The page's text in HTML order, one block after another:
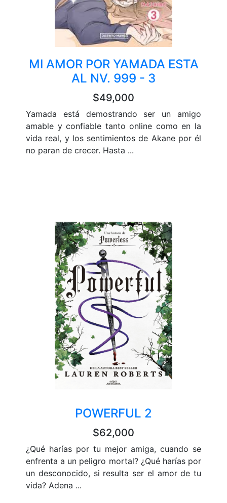
MI AMOR POR YAMADA ESTA
AL NV. 999 - 3
$49,000
Yamada está demostrando ser un amigo
amable y confiable tanto online como en la
vida real, y los sentimientos de Akane por él
no paran de crecer. Hasta ...
POWERFUL 2
$62,000
¿Qué harías por tu mejor amiga, cuando se
enfrenta a un peligro mortal? ¿Qué harías por
un desconocido, si resulta ser el amor de tu
vida? Adena ...